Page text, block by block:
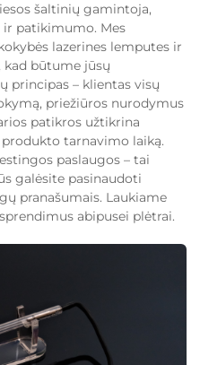
šaltinių gamintoja,
ir patikimumo. Mes
lazerines lemputes ir
kad būtume jūsų
principas – klientas visų
priežiūros nurodymus
patikros užtikrina
tarnavimo laiką.
paslaugos – tai
galėsite pasinaudoti
pranašumais. Laukiame
abipusei plėtrai.